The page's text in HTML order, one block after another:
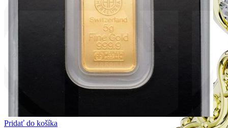
Pridať do košíka